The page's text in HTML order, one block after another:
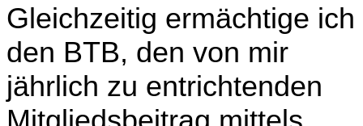
Gleichzeitig ermächtige ich
den BTB, den von mir
jährlich zu entrichtenden